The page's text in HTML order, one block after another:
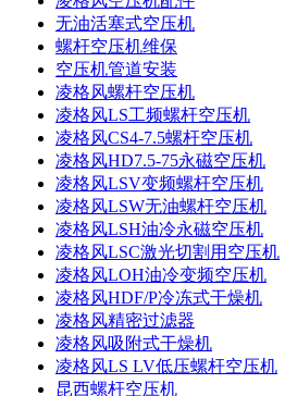
无油活塞式空压机
螺杆空压机维保
空压机管道安装
凌格风螺杆空压机
凌格风LS工频螺杆空压机
凌格风CS4-7.5螺杆空压机
凌格风HD7.5-75永磁空压机
凌格风LSV变频螺杆空压机
凌格风LSW无油螺杆空压机
凌格风LSH油冷永磁空压机
凌格风LSC激光切割用空压机
凌格风LOH油冷变频空压机
凌格风HDF/P冷冻式干燥机
凌格风精密过滤器
凌格风吸附式干燥机
凌格风LS LV低压螺杆空压机
昆西螺杆空压机